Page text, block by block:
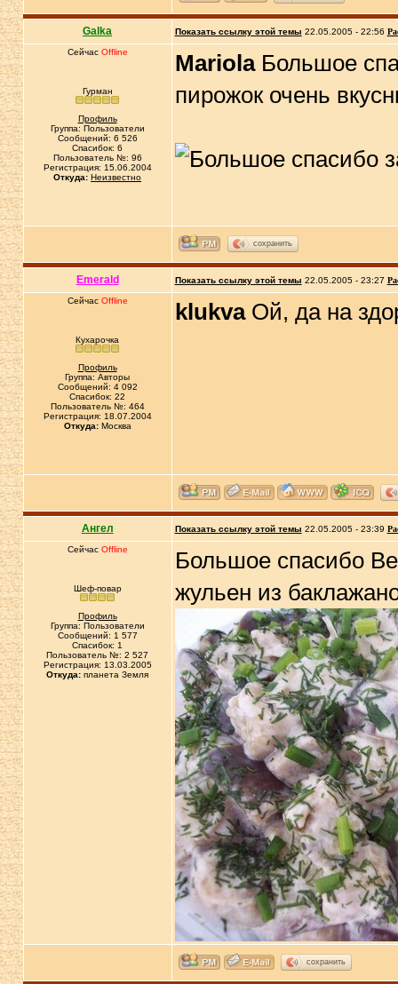
Galka Показать ссылку этой темы 22.05.2005 - 22:56
Сейчас Offline
Гурман
Профиль
Группа: Пользователи
Сообщений: 6 526
Спасибок: 6
Пользователь №: 96
Регистрация: 15.06.2004
Откуда: Неизвестно
MariolaБольшое
пирожок очень
сохранить
Emerald Показать ссылку этой темы 22.05.2005 - 23:27
Сейчас Offline
Кухарочка
Профиль
Группа: Авторы
Сообщений: 4 092
Спасибок: 22
Пользователь №: 464
Регистрация: 18.07.2004
Откуда:Москва
klukvaОй, да на
Ангел Показать ссылку этой темы 22.05.2005 - 23:39
Сейчас Offline
Шеф-повар
Профиль
Группа: Пользователи
Сообщений: 1 577
Спасибок: 1
Пользователь №: 2 527
Регистрация: 13.03.2005
Откуда: планета Земля
Большое спасибо
жульен из
сохранить